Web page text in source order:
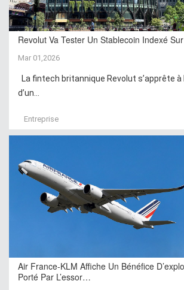
Revolut Va Tester Un Stablecoin Indexé
Mar 01,2026
La fintech britannique Revolut s’apprête
d’un...
Entreprise
Air France-KLM Affiche Un Bénéfice
Porté Par L’essor…